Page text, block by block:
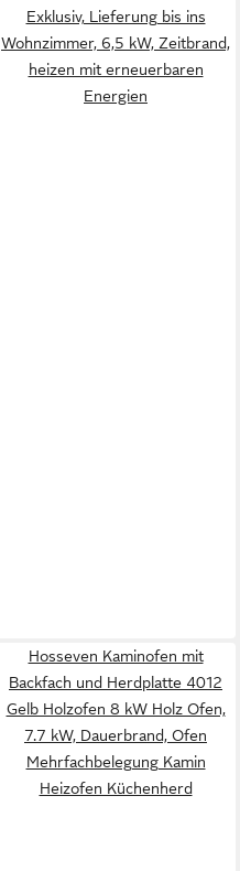
Exklusiv, Lieferung bis ins
Wohnzimmer, 6,5 kW, Zeitbrand,
heizen mit erneuerbaren
Energien
Hosseven Kaminofen mit
Backfach und Herdplatte 4012
Gelb Holzofen 8 kW Holz Ofen,
7.7 kW, Dauerbrand, Ofen
Mehrfachbelegung Kamin
Heizofen Küchenherd